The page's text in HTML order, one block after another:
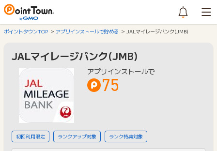
ポイントタウンTOP アプリインストールで貯める JALマイレージバンク(JMB)
JALマイレージバンク(JMB)
アプリインストールで
75
初回利用限定 ランクアップ対象 ランク特典対象